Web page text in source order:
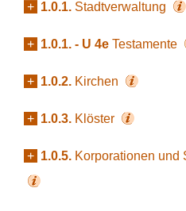
+ 1.0.1. Stadtverwaltung
+ 1.0.1. - U 4e Testamente
+ 1.0.2. Kirchen
+ 1.0.3. Klöster
+ 1.0.5. Korporationen und